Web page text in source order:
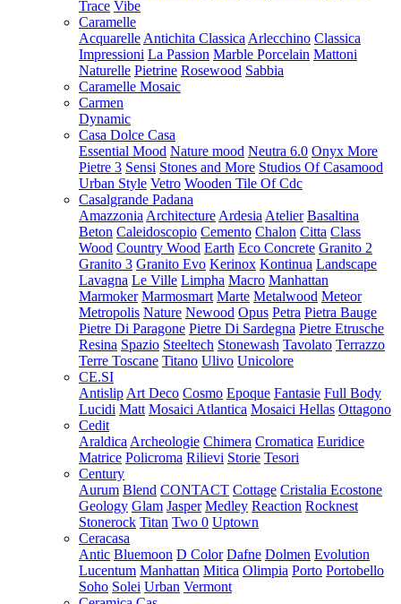
Trace Vibe
Caramelle
Acquarelle Antichita Classica Arlecchino Classica
Impressioni La Passion Marble Porcelain Mattoni
Naturelle Pietrine Rosewood Sabbia
Caramelle Mosaic
Carmen
Dynamic
Casa Dolce Casa
Essential Mood Nature mood Neutra 6.0 Onyx More
Pietre 3 Sensi Stones and More Studios Of Casamood
Urban Style Vetro Wooden Tile Of Cdc
Casalgrande Padana
Amazzonia Architecture Ardesia Atelier Basaltina
Beton Caleidoscopio Cemento Chalon Citta Class
Wood Country Wood Earth Eco Concrete Granito 2
Granito 3 Granito Evo Kerinox Kontinua Landscape
Lavagna Le Ville Limpha Macro Manhattan
Marmoker Marmosmart Marte Metalwood Meteor
Metropolis Nature Newood Opus Petra Pietra Bauge
Pietre Di Paragone Pietre Di Sardegna Pietre Etrusche
Resina Spazio Steeltech Stonewash Tavolato Terrazzo
Terre Toscane Titano Ulivo Unicolore
CE.SI
Antislip Art Deco Cosmo Epoque Fantasie Full Body
Lucidi Matt Mosaici Atlantica Mosaici Hellas Ottagono
Cedit
Araldica Archeologie Chimera Cromatica Euridice
Matrice Policroma Rilievi Storie Tesori
Century
Aurum Blend CONTACT Cottage Cristalia Ecostone
Geology Glam Jasper Medley Reaction Rocknest
Stonerock Titan Two 0 Uptown
Ceracasa
Antic Bluemoon D Color Dafne Dolmen Evolution
Lucentum Manhattan Mitica Olimpia Porto Portobello
Soho Solei Urban Vermont